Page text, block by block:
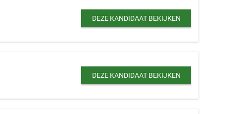
DEZE KANDIDAAT BEKIJKEN
DEZE KANDIDAAT BEKIJKEN